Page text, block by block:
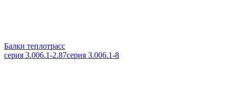
Балки теплотрасс
серия 3.006.1-2.87серия 3.006.1-8